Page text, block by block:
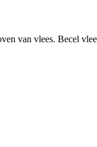
van vlees. Becel